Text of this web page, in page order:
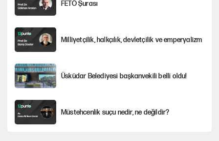
FETÖ Şurası
Milliyetçilik, halkçılık, devletçilik ve emperyalizm
Üsküdar Belediyesi başkanvekili belli oldu!
Müstehcenlik suçu nedir, ne değildir?